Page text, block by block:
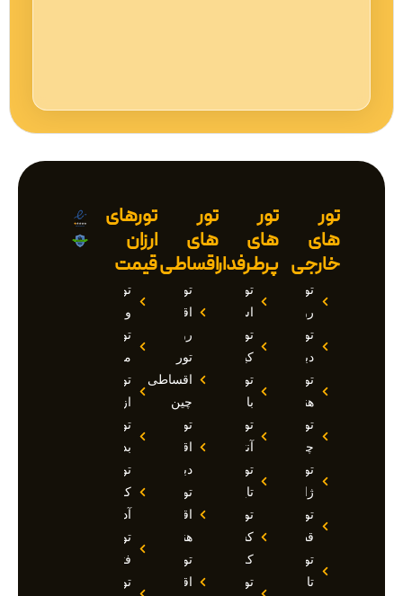
تور
های
خارجی
تور
روسیه
تور
دبی
تور
هند
تور
چین
تور
ژاپن
تور
قطر
تور
تاجیکستان
تور
های
پرطرفدار
تور
استانبول
تور
کیش
تور
بالی
تور
آنتالیا
تور
تایلند
تور
کشتی
کروز
تور
تور
های
اقساطی
تور
اقساطی
روسیه
تور
اقساطی
چین
تور
اقساطی
دبی
تور
اقساطی
هند
تور
اقساطی
تورهای
ارزان
قیمت
تور
وان
تور
مارماریس
تور
ازمیر
تور
بدروم
تور
کوش
آداسی
تور
فتحیه
تور